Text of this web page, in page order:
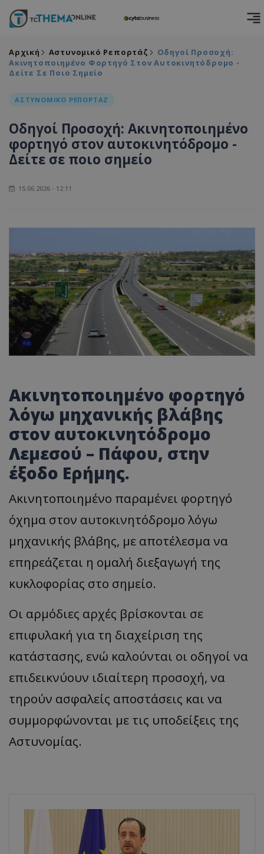
Αρχική Αστυνομικό Ρεπορτάζ
Οδηγοί Προσοχή:
Ακινητοποιημένο Φορτηγό Στον Αυτοκινητόδρομο -
Δείτε Σε Ποιο Σημείο
ΑΣΤΥΝΟΜΙΚΟ ΡΕΠΟΡΤΑΖ
Οδηγοί Προσοχή: Ακινητοποιημένο
φορτηγό στον αυτοκινητόδρομο -
Δείτε σε ποιο σημείο
15.06.2026 - 12:11
Ακινητοποιημένο φορτηγό
λόγω μηχανικής βλάβης
στον αυτοκινητόδρομο
Λεμεσού – Πάφου, στην
έξοδο Ερήμης.
Ακινητοποιημένο παραμένει φορτηγό
όχημα στον αυτοκινητόδρομο λόγω
μηχανικής βλάβης, με αποτέλεσμα να
επηρεάζεται η ομαλή διεξαγωγή της
κυκλοφορίας στο σημείο.
Οι αρμόδιες αρχές βρίσκονται σε
επιφυλακή για τη διαχείριση της
κατάστασης, ενώ καλούνται οι οδηγοί να
επιδεικνύουν ιδιαίτερη προσοχή, να
τηρούν ασφαλείς αποστάσεις και να
συμμορφώνονται με τις υποδείξεις της
Αστυνομίας.